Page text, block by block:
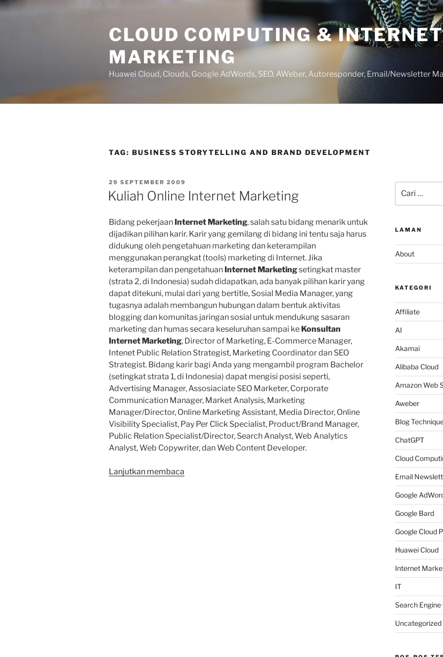
Lompat
CLOUD COMPUTING & INTERNET
MARKETING
Huawei Cloud, Clouds, Google AdWords, SEO, AWeber, Autoresponder, Email/Newsletter
TAG: BUSINESS STORYTELLING AND BRAND DEVELOPMENT
DIPOSKAN
PADA
29 SEPTEMBER 2009
Kuliah Online Internet Marketing
Bidang pekerjaan Internet Marketing, salah satu bidang menarik untuk
dijadikan pilihan karir. Karir yang gemilang di bidang ini tentu saja harus
didukung oleh pengetahuan marketing dan keterampilan
menggunakan perangkat (tools) marketing di Internet. Jika
keterampilan dan pengetahuan Internet Marketingsetingkat master
(strata 2, di Indonesia) sudah didapatkan, ada banyak pilihan karir yang
dapat ditekuni, mulai dari yang bertitle, Sosial Media Manager, yang
tugasnya adalah membangun hubungan dalam bentuk aktivitas
blogging dan komunitas jaringan sosial untuk mendukung sasaran
marketing dan humas secara keseluruhan sampai ke Konsultan
Internet Marketing, Director of Marketing, E-Commerce Manager,
Intenet Public Relation Strategist, Marketing Coordinator dan SEO
Strategist. Bidang karir bagi Anda yang mengambil program Bachelor
(setingkat strata 1, di Indonesia) dapat mengisi posisi seperti,
Advertising Manager, Assosiaciate SEO Marketer, Corporate
Communication Manager, Market Analysis, Marketing
Manager/Director, Online Marketing Assistant, Media Director, Online
Visibility Specialist, Pay Per Click Specialist, Product/Brand Manager,
Public Relation Specialist/Director, Search Analyst, Web Analytics
Analyst, Web Copywriter, dan Web Content Developer.
Lanjutkan membaca
untuk:
LAMAN
About
KATEGORI
Affiliate
AI
Akamai
Alibaba Cloud
Amazon Web
Aweber
Blog
ChatGPT
Cloud
Email
Google
Google Bard
Google Cloud
Huawei Cloud
Internet
IT
Search
Uncategorized